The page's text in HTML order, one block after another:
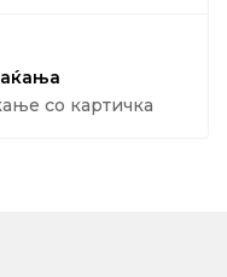
со картичка